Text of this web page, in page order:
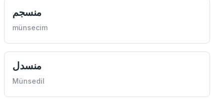
منسجم
münsecim
منسدل
Münsedil